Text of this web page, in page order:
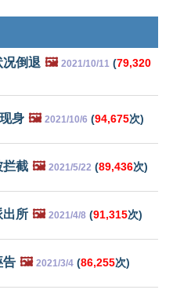
倒退 🖼️ 2021/10/11 (79,320
身 🖼️ 2021/10/6 (94,675次)
拦截 🖼️ 2021/5/22 (89,436次)
出所 🖼️ 2021/4/8 (91,315次)
告 🖼️ 2021/3/4 (86,255次)